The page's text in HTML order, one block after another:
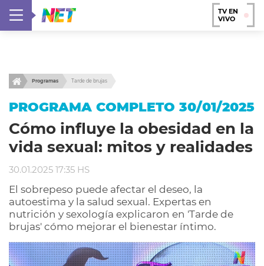
TV EN
VIVO
Programas Tarde de brujas
PROGRAMA COMPLETO 30/01/2025
Cómo influye la obesidad en la
vida sexual: mitos y realidades
30.01.2025 17:35 HS
El sobrepeso puede afectar el deseo, la
autoestima y la salud sexual. Expertas en
nutrición y sexología explicaron en 'Tarde de
brujas' cómo mejorar el bienestar íntimo.